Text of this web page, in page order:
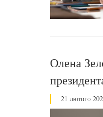
Олена
21 лютого